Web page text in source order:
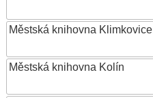
Městská knihovna Klimkovice
Městská knihovna Kolín